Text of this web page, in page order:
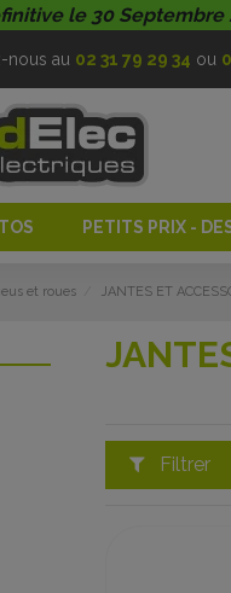
le 30 Septembre
nous au 02 31 79 29 34 ou
PETITS PRIX -
et roues JANTES ET
Filtrer